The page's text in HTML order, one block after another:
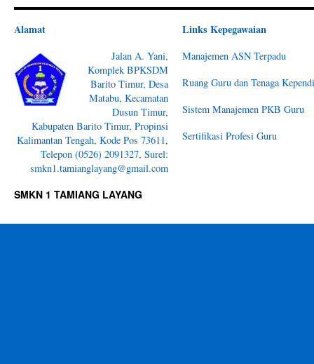
Alamat
Jalan A. Yani,
Komplek BPKSDM
Barito Timur, Desa
Matabu, Kecamatan
Dusun Timur,
Kabupaten Barito Timur, Propinsi
Kalimantan Tengah, Kode Pos 73611,
Telepon (0526) 2091327, Surel:
smkn1.tamianglayang@gmail.com
Links Kepegawaian
Manajemen ASN Terpadu
Ruang Guru dan Tenaga
Sistem Manajemen PKB Guru
Sertifikasi Profesi Guru
SMKN 1 TAMIANG LAYANG